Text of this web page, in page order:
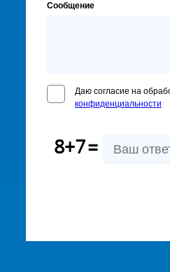
Сообщение
Даю согласие на
конфиденциальности
8+7=